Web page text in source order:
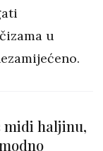
u
midi haljinu,